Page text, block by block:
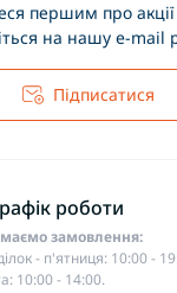
першим про
на нашу e-mail
Підписатися
роботи
замовлення:
- п'ятниця: 10:00 -
10:00 - 14:00.